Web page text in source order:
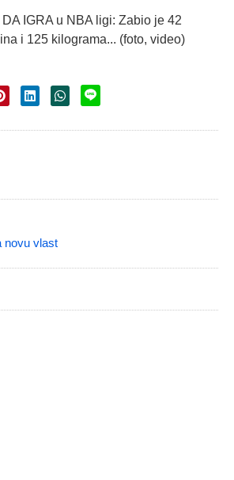
IGRA u NBA ligi: Zabio je 42
i 125 kilograma... (foto, video)
novu vlast